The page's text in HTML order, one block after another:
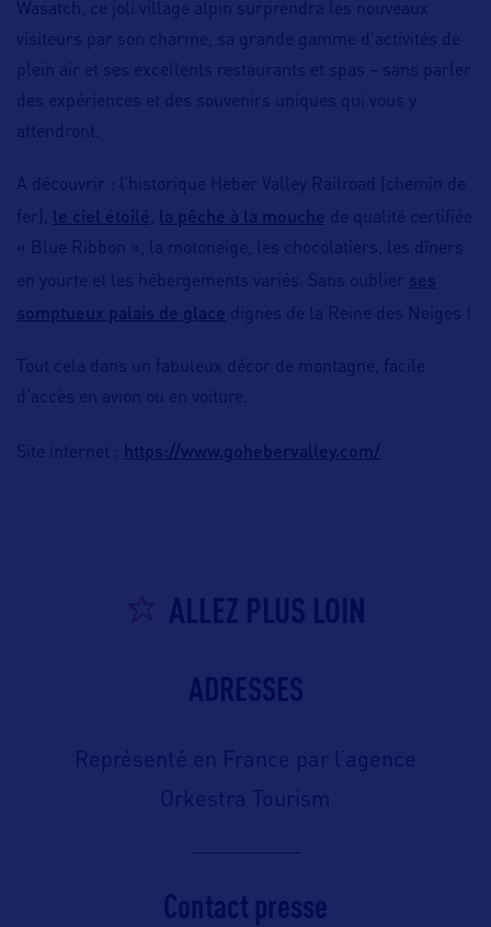
Wasatch, ce joli village alpin surprendra les nouveaux
visiteurs par son charme, sa grande gamme d’activités de
plein air et ses excellents restaurants et spas – sans parler
des expériences et des souvenirs uniques qui vous y
attendront.
A découvrir : l’historique Heber Valley Railroad (chemin de
fer),
le ciel étoilé la pêche à la mouche de qualité certifiée
« Blue Ribbon », la motoneige, les chocolatiers, les dîners
en yourte et les hébergements variés. Sans oublier ses
somptueux palais de glace dignes de la Reine des Neiges !
Tout cela dans un fabuleux décor de montagne, facile
d’accès en avion ou en voiture.
Site internet : https://www.gohebervalley.com/
ALLEZ PLUS LOIN
ADRESSES
Représenté en France par l’agence
Orkestra Tourism
Contact presse